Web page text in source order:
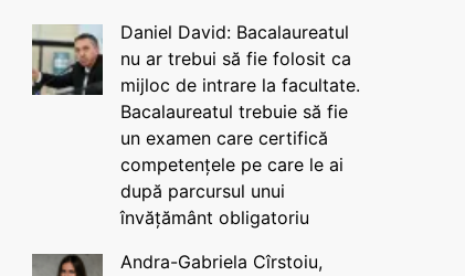
Daniel David: Bacalaureatul
nu ar trebui să fie folosit ca
mijloc de intrare la facultate.
Bacalaureatul trebuie să fie
un examen care certifică
competențele pe care le ai
după parcursul unui
învățământ obligatoriu
Andra-Gabriela Cîrstoiu,